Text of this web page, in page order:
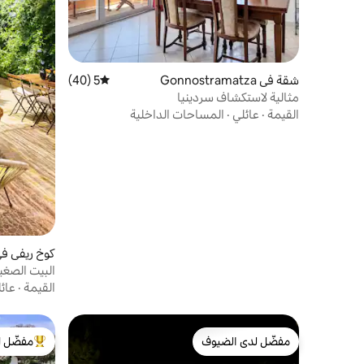
شقة في Gonnostramatza متوسط التقييم 5 من 5، 40 مراجعات
5 (40)
مثالية لاستكشاف سردينيا
القيمة · عائلي · المساحات الداخلية
كوخ ريفي
البيت
القيمة ·
مفضّل لدى الضيوف
مفضّل لدى الضيوف
من أبرز
مفضّل